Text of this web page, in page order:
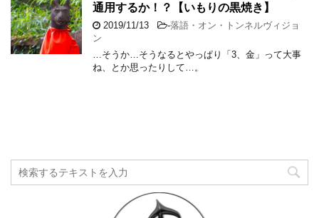
通用するか！？【いもりの黒焼き】
2019/11/13 -落語・オン・トンネルヴィジョ
ン
…そうか…そうなるとやっぱり「3、金」って大事
ね、とか思ったりして…。